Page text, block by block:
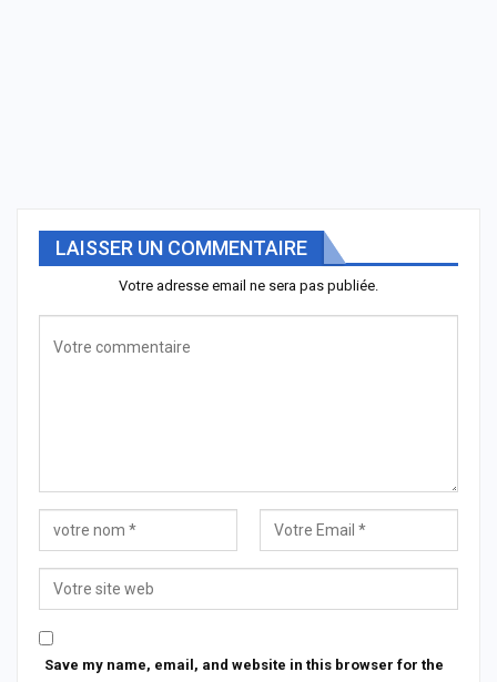
LAISSER UN COMMENTAIRE
Votre adresse email ne sera pas publiée.
Save my name, email, and website in this browser for the